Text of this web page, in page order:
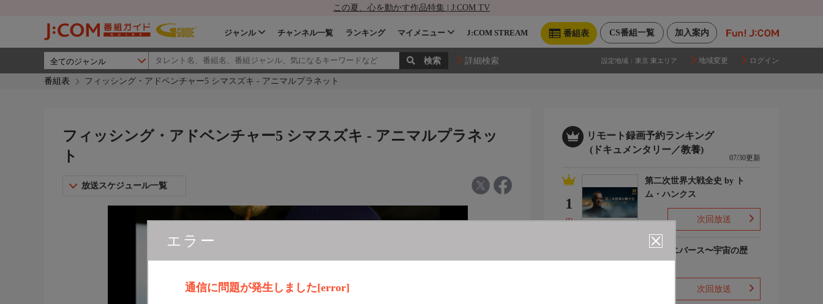
この夏、心を動かす作品特集 | J:COM TV
加入案内
CS番組一覧
番組表
ジャンル チャンネル一覧 ランキング マイメニュー J:COM STREAM
詳細検索 設定地域： 東京 東エリア 地域変更 ログイン
番組表 フィッシング・アドベンチャー5 シマスズキ - アニマルプラネット
エラー
通信に問題が発生しました[error]
フィッシング・アドベンチャー5 シマスズキ - アニマルプラネッ
ト
放送スケジュール一覧
リモート録画予約ランキング
(ドキュメンタリー／教養)
07/30更新
1
(1)
第二次世界大戦全史 by ト
ム・ハンクス
次回放送
ザ・ユニバース〜宇宙の歴
次回放送